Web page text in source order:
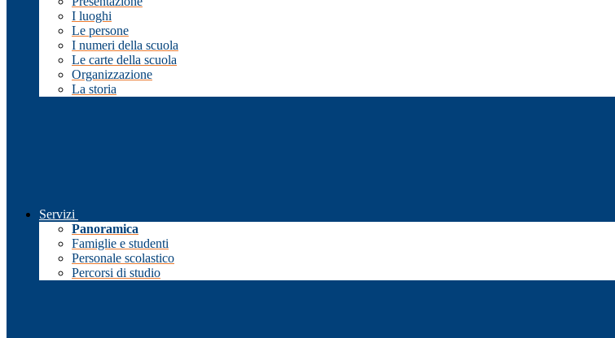
I luoghi
Le persone
I numeri della scuola
Le carte della scuola
Organizzazione
La storia
Servizi
Panoramica
Famiglie e studenti
Personale scolastico
Percorsi di studio